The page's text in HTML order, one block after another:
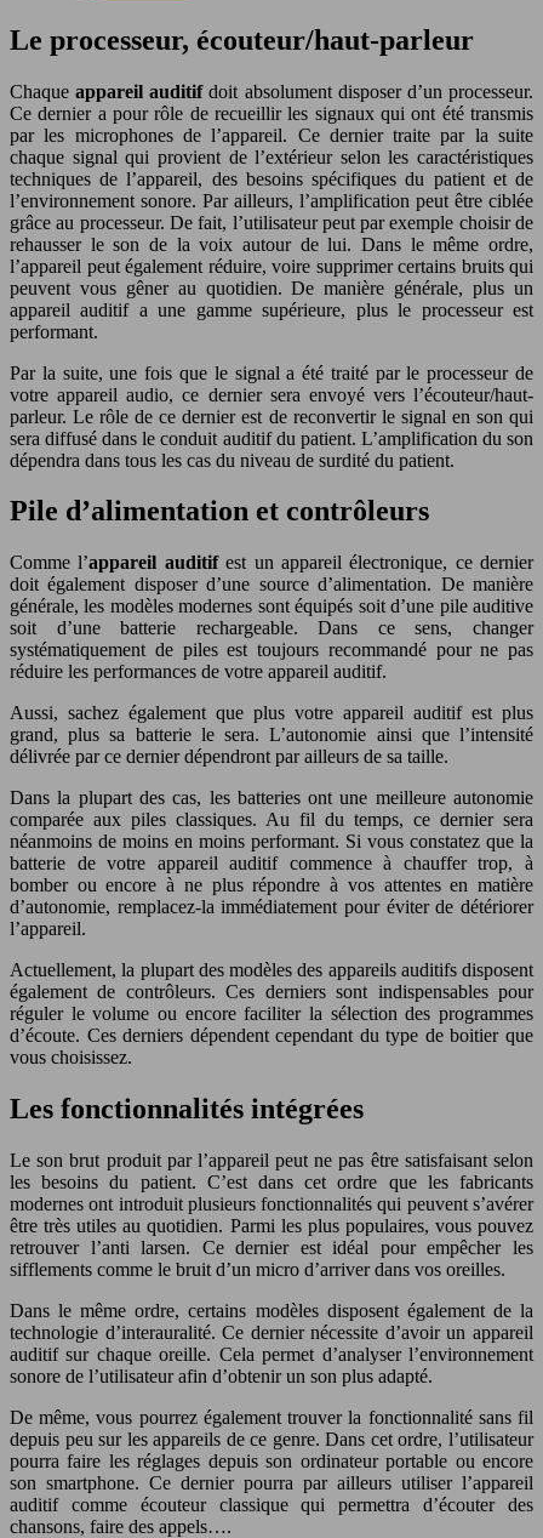
Le processeur, écouteur/haut-parleur
Chaqueappareil auditifdoit absolument disposer d’un processeur.
Ce dernier a pour rôle de recueillir les signaux qui ont été transmis
par les microphones de l’appareil. Ce dernier traite par la suite
chaque signal qui provient de l’extérieur selon les caractéristiques
techniques de l’appareil, des besoins spécifiques du patient et de
l’environnement sonore. Par ailleurs, l’amplification peut être ciblée
grâce au processeur. De fait, l’utilisateur peut par exemple choisir de
rehausser le son de la voix autour de lui. Dans le même ordre,
l’appareil peut également réduire, voire supprimer certains bruits qui
peuvent vous gêner au quotidien. De manière générale, plus un
appareil auditif a une gamme supérieure, plus le processeur est
performant.
Par la suite, une fois que le signal a été traité par le processeur de
votre appareil audio, ce dernier sera envoyé vers l’écouteur/haut-
parleur. Le rôle de ce dernier est de reconvertir le signal en son qui
sera diffusé dans le conduit auditif du patient. L’amplification du son
dépendra dans tous les cas du niveau de surdité du patient.
Pile d’alimentation et contrôleurs
Comme l’appareil auditifest un appareil électronique, ce dernier
doit également disposer d’une source d’alimentation. De manière
générale, les modèles modernes sont équipés soit d’une pile auditive
soit d’une batterie rechargeable. Dans ce sens, changer
systématiquement de piles est toujours recommandé pour ne pas
réduire les performances de votre appareil auditif.
Aussi, sachez également que plus votre appareil auditif est plus
grand, plus sa batterie le sera. L’autonomie ainsi que l’intensité
délivrée par ce dernier dépendront par ailleurs de sa taille.
Dans la plupart des cas, les batteries ont une meilleure autonomie
comparée aux piles classiques. Au fil du temps, ce dernier sera
néanmoins de moins en moins performant. Si vous constatez que la
batterie de votre appareil auditif commence à chauffer trop, à
bomber ou encore à ne plus répondre à vos attentes en matière
d’autonomie, remplacez-la immédiatement pour éviter de détériorer
l’appareil.
Actuellement, la plupart des modèles des appareils auditifs disposent
également de contrôleurs. Ces derniers sont indispensables pour
réguler le volume ou encore faciliter la sélection des programmes
d’écoute. Ces derniers dépendent cependant du type de boitier que
vous choisissez.
Les fonctionnalités intégrées
Le son brut produit par l’appareil peut ne pas être satisfaisant selon
les besoins du patient. C’est dans cet ordre que les fabricants
modernes ont introduit plusieurs fonctionnalités qui peuvent s’avérer
être très utiles au quotidien. Parmi les plus populaires, vous pouvez
retrouver l’anti larsen. Ce dernier est idéal pour empêcher les
sifflements comme le bruit d’un micro d’arriver dans vos oreilles.
Dans le même ordre, certains modèles disposent également de la
technologie d’interauralité. Ce dernier nécessite d’avoir un appareil
auditif sur chaque oreille. Cela permet d’analyser l’environnement
sonore de l’utilisateur afin d’obtenir un son plus adapté.
De même, vous pourrez également trouver la fonctionnalité sans fil
depuis peu sur les appareils de ce genre. Dans cet ordre, l’utilisateur
pourra faire les réglages depuis son ordinateur portable ou encore
son smartphone. Ce dernier pourra par ailleurs utiliser l’appareil
auditif comme écouteur classique qui permettra d’écouter des
chansons, faire des appels….